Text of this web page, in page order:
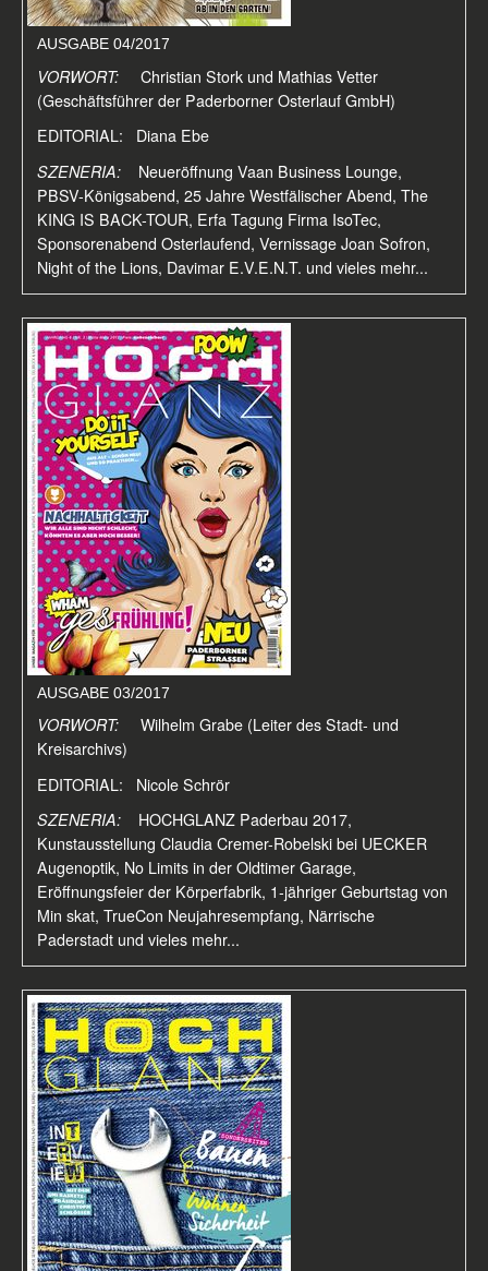
AUSGABE 04/2017
VORWORT:
Christian Stork und Mathias Vetter
(Geschäftsführer der Paderborner Osterlauf GmbH)
EDITORIAL: Diana Ebe
SZENERIA: Neueröffnung Vaan Business Lounge,
PBSV-Königsabend, 25 Jahre Westfälischer Abend, The
KING IS BACK-TOUR, Erfa Tagung Firma IsoTec,
Sponsorenabend Osterlaufend, Vernissage Joan Sofron,
Night of the Lions, Davimar E.V.E.N.T. und vieles mehr...
AUSGABE 03/2017
VORWORT:
Wilhelm Grabe (Leiter des Stadt- und
Kreisarchivs)
EDITORIAL: Nicole Schrör
SZENERIA: HOCHGLANZ Paderbau 2017,
Kunstausstellung Claudia Cremer-Robelski bei UECKER
Augenoptik, No Limits in der Oldtimer Garage,
Eröffnungsfeier der Körperfabrik, 1-jähriger Geburtstag von
Min skat, TrueCon Neujahresempfang, Närrische
Paderstadt und vieles mehr...